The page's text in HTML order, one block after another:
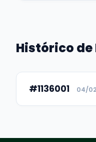
Histórico de
#1136001 04/